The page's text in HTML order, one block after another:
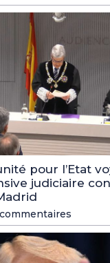
pour l’Etat
judiciaire